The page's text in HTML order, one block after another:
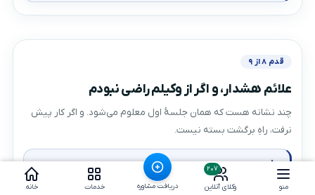
منو
۲۰۷
وکلای آنلاین
دریافت مشاوره خدمات خانه
قدم ۸ از ۹
علائم هشدار، و اگر از وکیلم راضی نبودم
چند نشانه هست که همان جلسهٔ اول معلوم می‌شود. و اگر کار پیش
نرفت، راهِ برگشت بسته نیست.
هر زمانمی‌تواند وکیل عادی را عزل کند. رسیدگی
به تخلف انتظامی وکیل هم بر عهدهٔ همان نهادی است